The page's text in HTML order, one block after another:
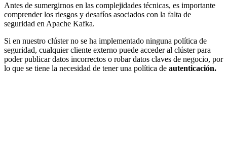
Antes de sumergirnos en las complejidades técnicas, es importante
comprender los riesgos y desafíos asociados con la falta de
seguridad en Apache Kafka.
Si en nuestro clúster no se ha implementado ninguna política de
seguridad, cualquier cliente externo puede acceder al clúster para
poder publicar datos incorrectos o robar datos claves de negocio, por
lo que se tiene la necesidad de tener una política de autenticación.